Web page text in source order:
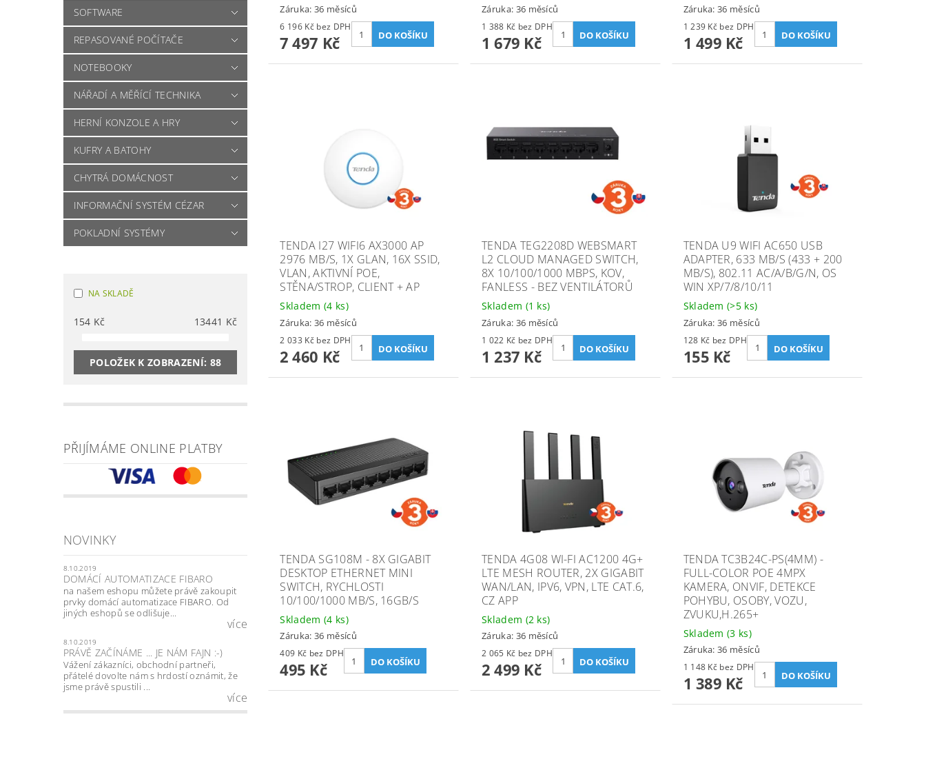
SOFTWARE
REPASOVANÉ POČÍTAČE
NOTEBOOKY
NÁŘADÍ A MĚŘÍCÍ TECHNIKA
HERNÍ KONZOLE A HRY
KUFRY A BATOHY
CHYTRÁ DOMÁCNOST
INFORMAČNÍ SYSTÉM CÉZAR
POKLADNÍ SYSTÉMY
NA SKLADĚ
154 Kč 13441 Kč
POLOŽEK K ZOBRAZENÍ: 88
PŘIJÍMÁME ONLINE PLATBY
NOVINKY
8.10.2019
DOMÁCÍ AUTOMATIZACE FIBARO
na našem eshopu můžete právě zakoupit
prvky domácí automatizace FIBARO. Od
jiných eshopů se odlišuje...
více
8.10.2019
PRÁVĚ ZAČÍNÁME ... JE NÁM FAJN :-)
Vážení zákazníci, obchodní partneři,
přátelé dovolte nám s hrdostí oznámit, že
jsme právě spustili ...
více
Záruka: 36 měsíců
6 196 Kč bez DPH
7 497 Kč
Záruka: 36 měsíců
1 388 Kč bez DPH
1 679 Kč
Záruka: 36 měsíců
1 239 Kč bez DPH
1 499 Kč
TENDA I27 WIFI6 AX3000 AP
2976 MB/S, 1X GLAN, 16X SSID,
VLAN, AKTIVNÍ POE,
STĚNA/STROP, CLIENT + AP
Skladem (4 ks)
Záruka: 36 měsíců
2 033 Kč bez DPH
2 460 Kč
TENDA TEG2208D WEBSMART
L2 CLOUD MANAGED SWITCH,
8X 10/100/1000 MBPS, KOV,
FANLESS - BEZ VENTILÁTORŮ
Skladem (1 ks)
Záruka: 36 měsíců
1 022 Kč bez DPH
1 237 Kč
TENDA U9 WIFI AC650 USB
ADAPTER, 633 MB/S (433 + 200
MB/S), 802.11 AC/A/B/G/N, OS
WIN XP/7/8/10/11
Skladem(>5 ks)
Záruka: 36 měsíců
128 Kč bez DPH
155 Kč
TENDA SG108M - 8X GIGABIT
DESKTOP ETHERNET MINI
SWITCH, RYCHLOSTI
10/100/1000 MB/S, 16GB/S
Skladem (4 ks)
Záruka: 36 měsíců
409 Kč bez DPH
495 Kč
TENDA 4G08 WI-FI AC1200 4G+
LTE MESH ROUTER, 2X GIGABIT
WAN/LAN, IPV6, VPN, LTE CAT.6,
CZ APP
Skladem (2 ks)
Záruka: 36 měsíců
2 065 Kč bez DPH
2 499 Kč
TENDA TC3B24C-PS(4MM) -
FULL-COLOR POE 4MPX
KAMERA, ONVIF, DETEKCE
POHYBU, OSOBY, VOZU,
ZVUKU,H.265+
Skladem(3 ks)
Záruka: 36 měsíců
1 148 Kč bez DPH
1 389 Kč